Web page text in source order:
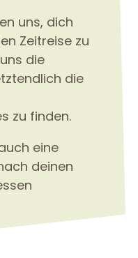
uns, dich
Zeitreise zu
die
die
zu finden.
eine
deinen